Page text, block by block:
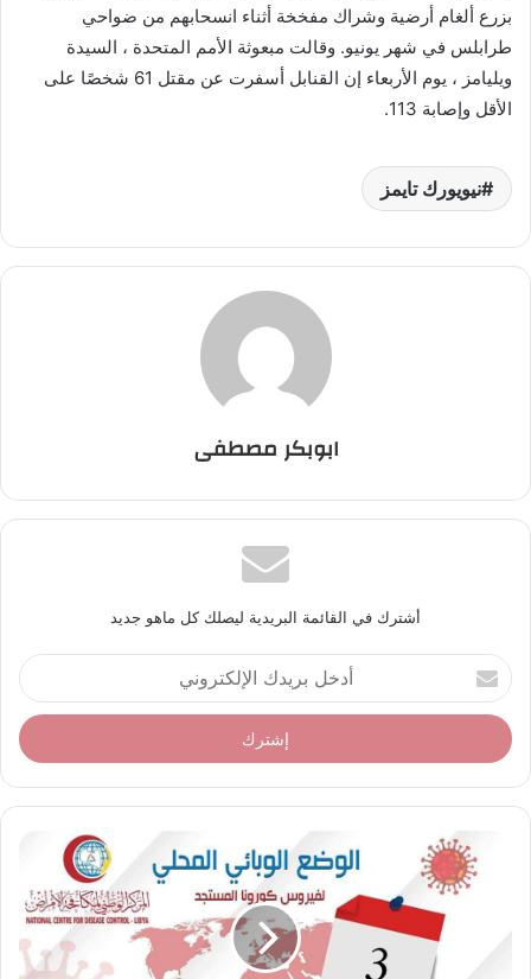
بزرع ألغام أرضية وشراك مفخخة أثناء انسحابهم من ضواحي
طرابلس في شهر يونيو. وقالت مبعوثة الأمم المتحدة ، السيدة
ويليامز ، يوم الأربعاء إن القنابل أسفرت عن مقتل 61 شخصًا على
الأقل وإصابة 113.
نيويورك تايمز
ابوبكر مصطفى
أشترك في القائمة البريدية ليصلك كل ماهو جديد
أ
د
خ
ل
ر